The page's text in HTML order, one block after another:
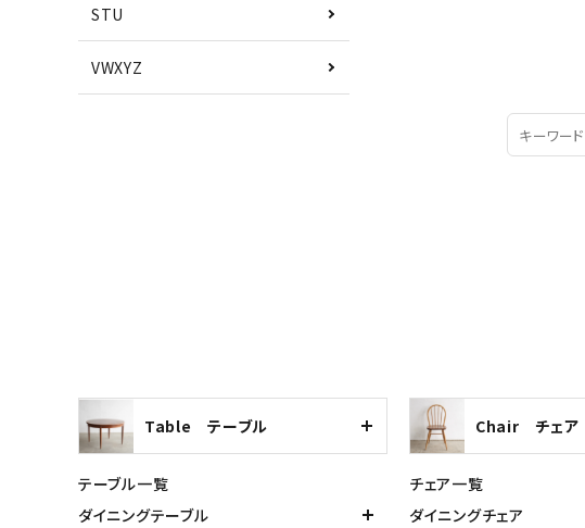
STU
VWXYZ
Table テーブル
テーブル一覧
ダイニングテーブル
Chair チェア
チェア一覧
ダイニングチェア